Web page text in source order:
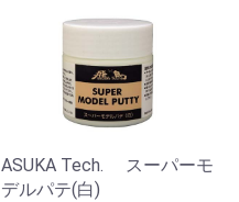
ASUKA Tech. スーパーモ
デルパテ(白)